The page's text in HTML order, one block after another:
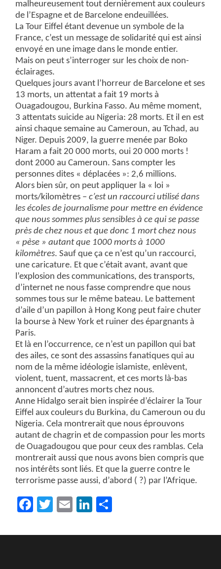
malheureusement tout dernièrement aux couleurs
de l’Espagne et de Barcelone endeuillées.
La Tour Eiffel étant devenue un symbole de la
France, c’est un message de solidarité qui est ainsi
envoyé en une image dans le monde entier.
Mais on peut s’interroger sur les choix de non-
éclairages.
Quelques jours avant l’horreur de Barcelone et ses
13 morts, un attentat a fait 19 morts à
Ouagadougou, Burkina Fasso. Au même moment,
3 attentats suicide au Nigeria: 28 morts. Et il en est
ainsi chaque semaine au Cameroun, au Tchad, au
Niger. Depuis 2009, la guerre menée par Boko
Haram a fait 20 000 morts, oui 20 000 morts !
dont 2000 au Cameroun. Sans compter les
personnes dites « déplacées »: 2,6 millions.
Alors bien sûr, on peut appliquer la « loi »
morts/kilomètres –c’est un raccourci utilisé dans
les écoles de journalisme pour mettre en évidence
que nous sommes plus sensibles à ce qui se passe
près de chez nous et que donc 1 mort chez nous
« pèse » autant que 1000 morts à 1000
kilomètres. Sauf que ça ce n’est qu’un raccourci,
une caricature. Et que c’était avant, avant que
l’explosion des communications, des transports,
d’internet ne nous fasse comprendre que nous
sommes tous sur le même bateau. Le battement
d’aile d’un papillon à Hong Kong peut faire chuter
la bourse à New York et ruiner des épargnants à
Paris.
Et là en l’occurrence, ce n’est un papillon qui bat
des ailes, ce sont des assassins fanatiques qui au
nom de la même idéologie islamiste, enlèvent,
violent, tuent, massacrent, et ces morts là-bas
annoncent d’autres morts chez nous.
Anne Hidalgo serait bien inspirée d’éclairer la Tour
Eiffel aux couleurs du Burkina, du Cameroun ou du
Nigeria. Cela montrerait que nous éprouvons
autant de chagrin et de compassion pour les morts
de Ouagadougou que pour ceux des ramblas. Cela
montrerait aussi que nous avons bien compris que
nos intérêts sont liés. Et que la guerre contre le
terrorisme passe aussi, d’abord ( ?) par l’Afrique.
Facebook
Twitter
EmailLinkedIn